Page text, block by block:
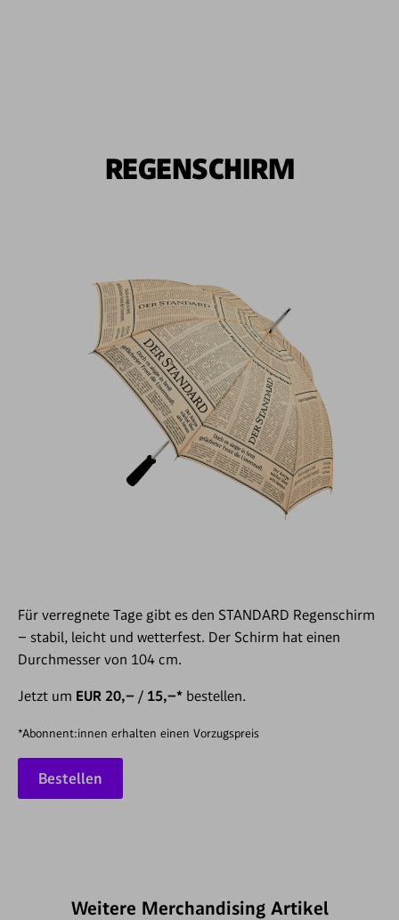
REGENSCHIRM
Für verregnete Tage gibt es den STANDARD Regenschirm
– stabil, leicht und wetterfest. Der Schirm hat einen
Durchmesser von 104 cm.
Jetzt um EUR 20,– / 15,–* bestellen.
*Abonnent:innen erhalten einen Vorzugspreis
Bestellen
Weitere Merchandising Artikel